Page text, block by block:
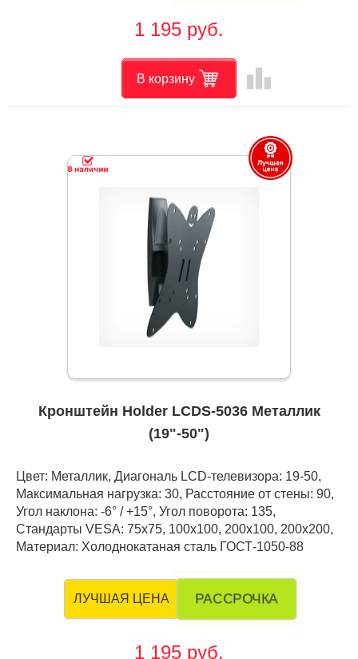
1 195 руб.
В корзину leaderboard
Кронштейн Holder LCDS-5036 Металлик
(19"-50")
Цвет: Металлик, Диагональ LCD-телевизора: 19-50,
Максимальная нагрузка: 30, Расстояние от стены: 90,
Угол наклона: -6° / +15°, Угол поворота: 135,
Стандарты VESA: 75x75, 100x100, 200x100, 200x200,
Материал: Холоднокатаная сталь ГОСТ-1050-88
ЛУЧШАЯ ЦЕНА РАССРОЧКА
1 195 руб.